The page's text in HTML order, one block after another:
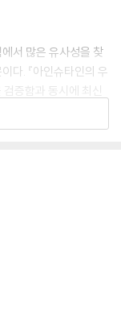
서 많은 유사성을 찾
다. 『아인슈타인의 우
검증함과 동시에 최신
의 저자이자 이화여대
일 수밖에 없는지를 해
연기(緣起), 공(空),
아우르는 이 책은
변화시켜 준다. 물
의 깊은 통찰력은 우